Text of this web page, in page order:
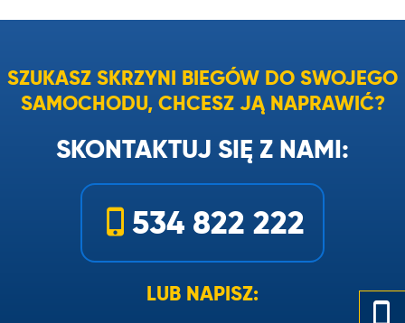
SZUKASZ SKRZYNI BIEGÓW DO SWOJEGO
SAMOCHODU, CHCESZ JĄ NAPRAWIĆ?
SKONTAKTUJ SIĘ Z NAMI:
534 822 222
LUB NAPISZ: